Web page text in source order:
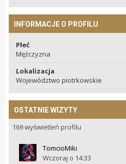
INFORMACJE O PROFILU
Płeć
Mężczyzna
Lokalizacja
Województwo piotrkowskie
OSTATNIE WIZYTY
169 wyświetleń profilu
TomcioMiki
Wczoraj o 14:33